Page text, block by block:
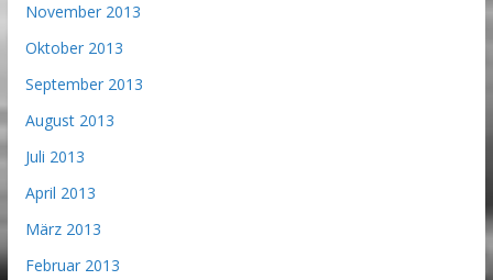
November 2013
Oktober 2013
September 2013
August 2013
Juli 2013
April 2013
März 2013
Februar 2013